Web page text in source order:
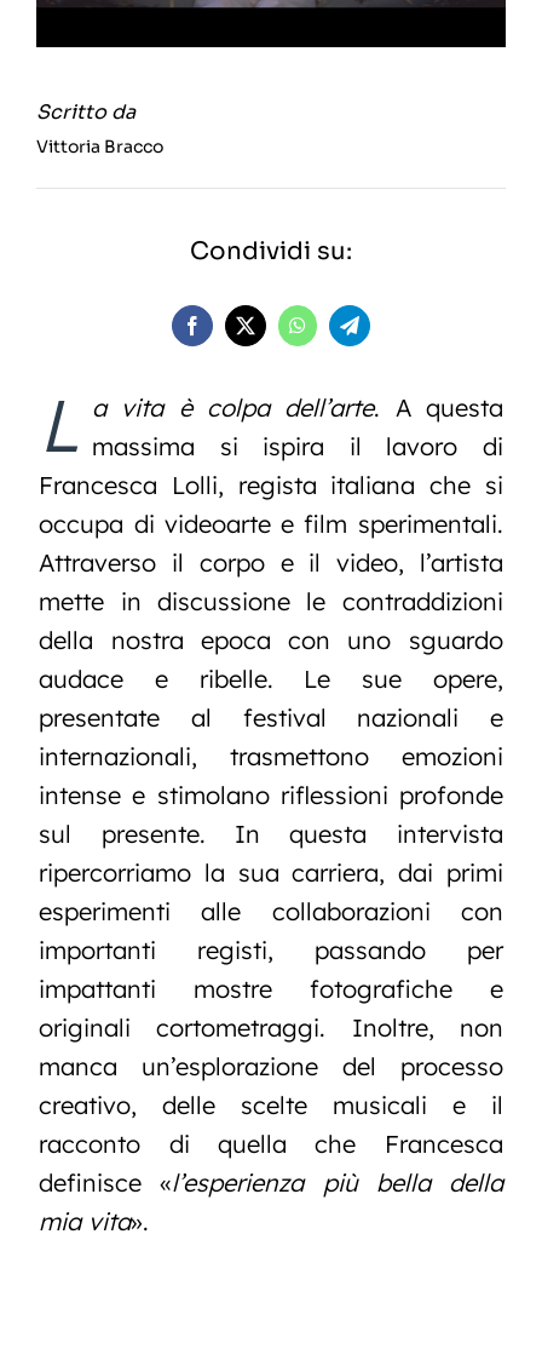
Scritto da
Vittoria Bracco
Condividi su:
L a vita è colpa dell’arte. A questa
massima si ispira il lavoro di
Francesca Lolli, regista italiana che si
occupa di videoarte e film sperimentali.
Attraverso il corpo e il video, l’artista
mette in discussione le contraddizioni
della nostra epoca con uno sguardo
audace e ribelle. Le sue opere,
presentate al festival nazionali e
internazionali, trasmettono emozioni
intense e stimolano riflessioni profonde
sul presente. In questa intervista
ripercorriamo la sua carriera, dai primi
esperimenti alle collaborazioni con
importanti registi, passando per
impattanti mostre fotografiche e
originali cortometraggi. Inoltre, non
manca un’esplorazione del processo
creativo, delle scelte musicali e il
racconto di quella che Francesca
definisce «l’esperienza più bella della
mia vita».